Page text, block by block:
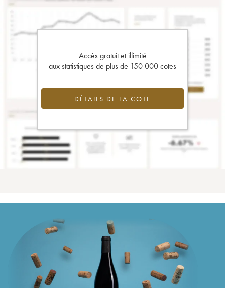
Accès gratuit et illimité
aux statistiques de plus de 150 000 cotes
DÉTAILS DE LA COTE